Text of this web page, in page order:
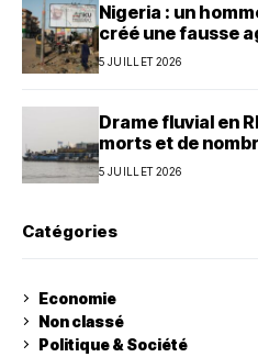
Nigeria : un
créé une fausse
5 JUILLET 2026
Drame fluvial en
morts et de
5 JUILLET 2026
Catégories
Economie
Non classé
Politique & Société